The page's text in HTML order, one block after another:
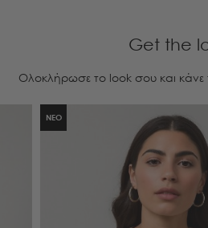
Get the
Ολοκλήρωσε το look σου και κάνε
ΝΕΟ